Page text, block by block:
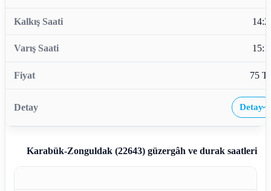
75
Detay›
Karabük-Zonguldak (22643)güzergâh ve durak saatleri